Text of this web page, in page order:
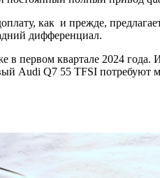
как и прежде,
дифференциал.
первом квартале 2024
Audi Q7 55 TFSI